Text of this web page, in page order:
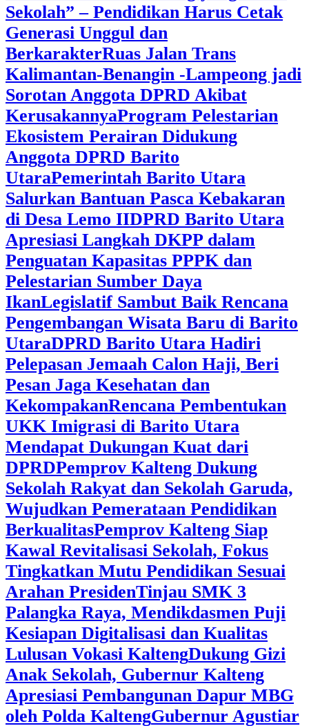
Sekolah” – Pendidikan Harus Cetak
Generasi Unggul dan
BerkarakterRuas Jalan Trans
Kalimantan-Benangin -Lampeong jadi
Sorotan Anggota DPRD Akibat
KerusakannyaProgram Pelestarian
Ekosistem Perairan Didukung
Anggota DPRD Barito
UtaraPemerintah Barito Utara
Salurkan Bantuan Pasca Kebakaran
di Desa Lemo IIDPRD Barito Utara
Apresiasi Langkah DKPP dalam
Penguatan Kapasitas PPPK dan
Pelestarian Sumber Daya
IkanLegislatif Sambut Baik Rencana
Pengembangan Wisata Baru di Barito
UtaraDPRD Barito Utara Hadiri
Pelepasan Jemaah Calon Haji, Beri
Pesan Jaga Kesehatan dan
KekompakanRencana Pembentukan
UKK Imigrasi di Barito Utara
Mendapat Dukungan Kuat dari
DPRD‎Pemprov Kalteng Dukung
Sekolah Rakyat dan Sekolah Garuda,
Wujudkan Pemerataan Pendidikan
Berkualitas‎Pemprov Kalteng Siap
Kawal Revitalisasi Sekolah, Fokus
Tingkatkan Mutu Pendidikan Sesuai
Arahan Presiden‎Tinjau SMK 3
Palangka Raya, Mendikdasmen Puji
Kesiapan Digitalisasi dan Kualitas
Lulusan Vokasi Kalteng‎Dukung Gizi
Anak Sekolah, Gubernur Kalteng
Apresiasi Pembangunan Dapur MBG
oleh Polda Kalteng‎Gubernur Agustiar